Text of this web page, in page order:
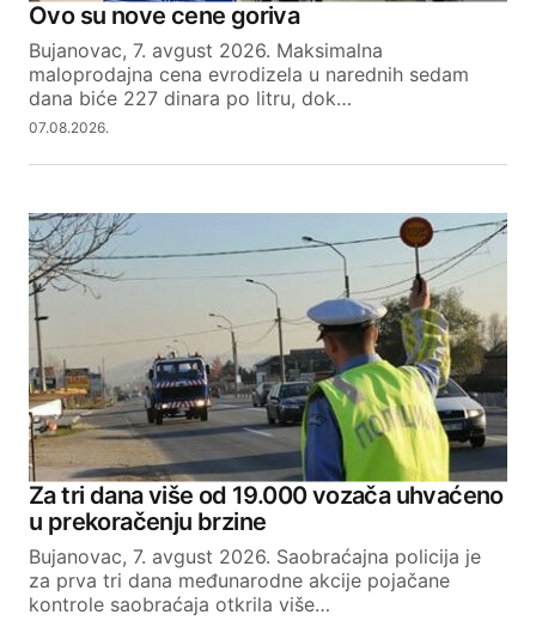
Ovo su nove cene goriva
Bujanovac, 7. avgust 2026. Maksimalna
maloprodajna cena evrodizela u narednih sedam
dana biće 227 dinara po litru, dok…
07.08.2026.
Za tri dana više od 19.000 vozača uhvaćeno
u prekoračenju brzine
Bujanovac, 7. avgust 2026. Saobraćajna policija je
za prva tri dana međunarodne akcije pojačane
kontrole saobraćaja otkrila više…